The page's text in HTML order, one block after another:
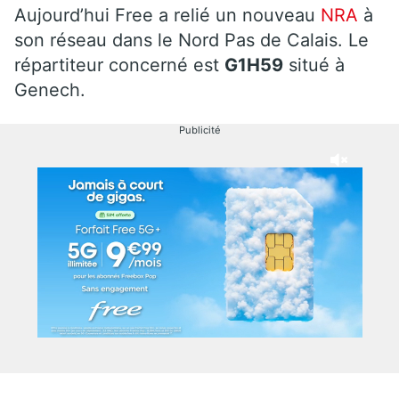
Aujourd’hui Free a relié un nouveau NRA à
son réseau dans le Nord Pas de Calais. Le
répartiteur concerné est G1H59 situé à
Genech.
Publicité